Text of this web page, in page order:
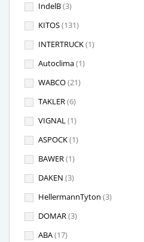
IndelB(3)
KITOS(131)
INTERTRUCK(1)
Autoclima(1)
WABCO(21)
TAKLER(6)
VIGNAL(1)
ASPOCK(1)
BAWER(1)
DAKEN (3)
HellermannTyton (3)
DOMAR(3)
ABA(17)